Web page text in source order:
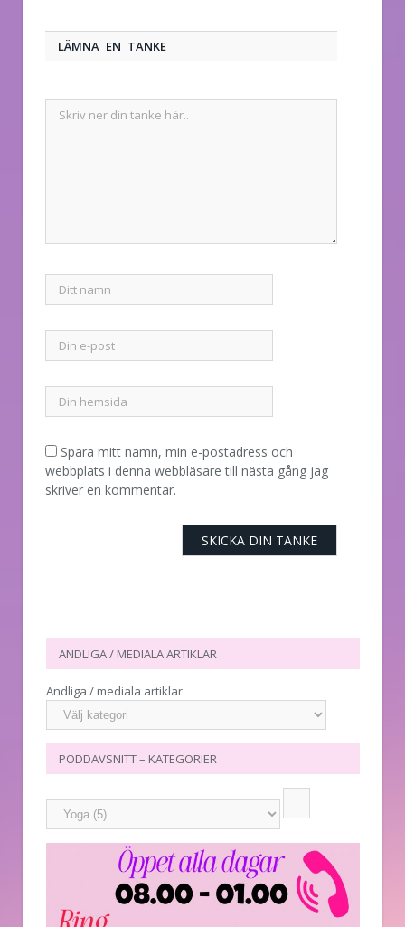
LÄMNA EN TANKE
Spara mitt namn, min e-postadress och
webbplats i denna webbläsare till nästa gång jag
skriver en kommentar.
ANDLIGA / MEDIALA ARTIKLAR
Andliga / mediala artiklar
PODDAVSNITT – KATEGORIER